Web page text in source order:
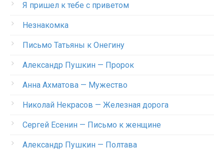
Я пришел к тебе с приветом
Незнакомка
Письмо Татьяны к Онегину
Александр Пушкин — Пророк
Анна Ахматова — Мужество
Николай Некрасов — Железная дорога
Сергей Есенин — Письмо к женщине
Александр Пушкин — Полтава